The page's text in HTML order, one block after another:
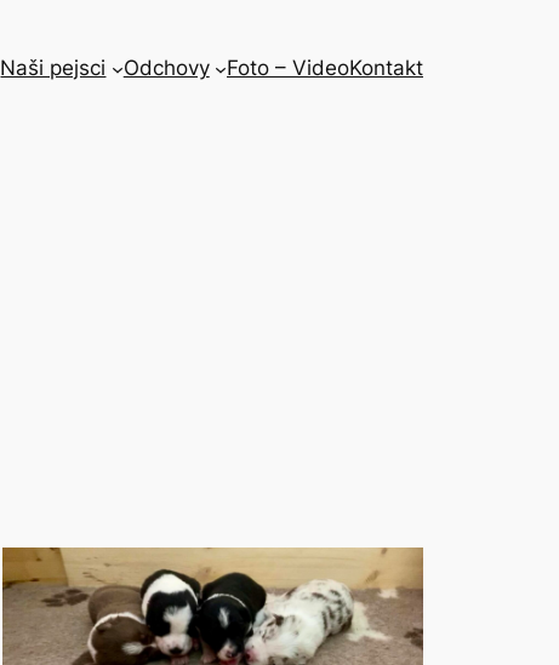
Naši pejsci Odchovy Foto – VideoKontakt